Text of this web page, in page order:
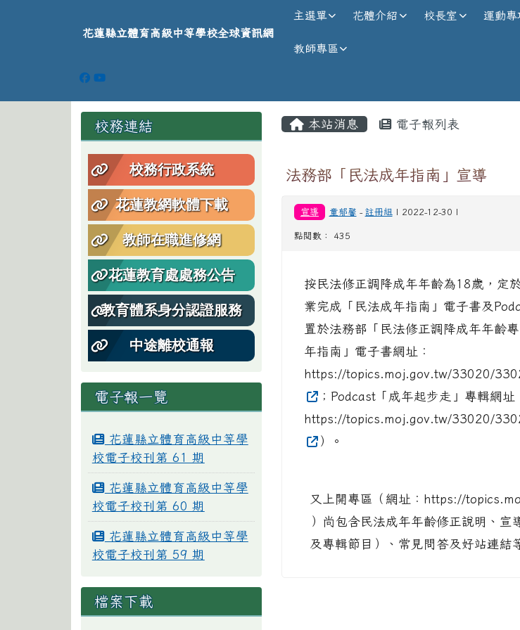
花蓮縣立體育高級中等學校全球資訊網
花蓮縣立體育高級中等學校全球資訊網
主選單 花體介紹 校長室 運動專
教師專區
左邊區域內容
校務連結
校務行政系統
花蓮教網軟體下載
教師在職進修網
花蓮教育處處務公告
教育體系身分認證服務
中途離校通報
電子報一覽
花蓮縣立體育高級中等學
校電子校刊第 61 期
花蓮縣立體育高級中等學
校電子校刊第 60 期
花蓮縣立體育高級中等學
校電子校刊第 59 期
檔案下載
主內容區域
本站消息 電子報列表
法務部「民法成年指南」宣導
宣導 童郁馨 - 註冊組 | 2022-12-30 |
點閱數： 435
按民法修正調降成年年齡為18歲，定
業完成「民法成年指南」電子書及
置於法務部「民法修正調降成年年齡
年指南」電子書網址：
https://topics.moj.gov.tw/33020/
；Podcast「成年起步走」專輯網址
https://topics.moj.gov.tw/33020/
）。
又上開專區（網址：https://
）尚包含民法成年年齡修正說明、宣
及專輯節目）、常見問答及好站連結
頁尾區域